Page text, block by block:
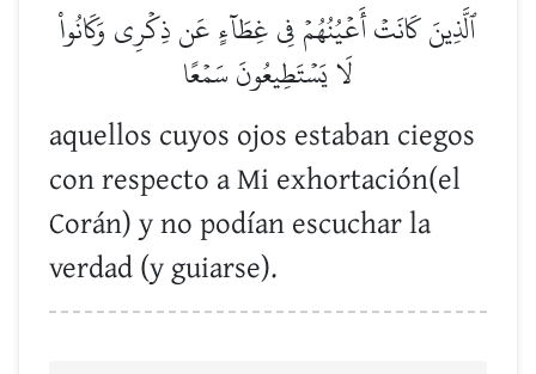
ٱلَّذِينَ كَانَتۡ أَعۡيُنُهُمۡ فِي غِطَآءٍ عَن ذِكۡرِي وَكَانُواْ
لَا يَسۡتَطِيعُونَ سَمۡعًا
aquellos cuyos ojos estaban ciegos
con respecto a Mi exhortación(el
Corán) y no podían escuchar la
verdad (y guiarse).